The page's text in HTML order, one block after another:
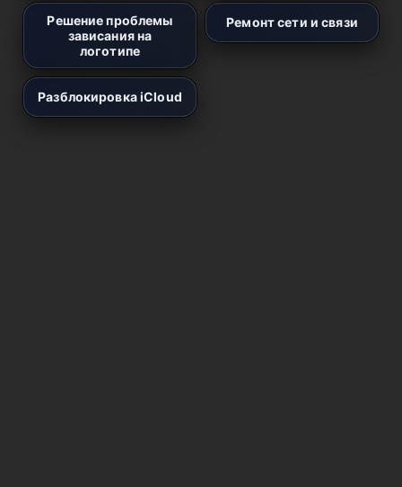
Решение проблемы
зависания на
логотипе
Ремонт сети и связи
Разблокировка iCloud